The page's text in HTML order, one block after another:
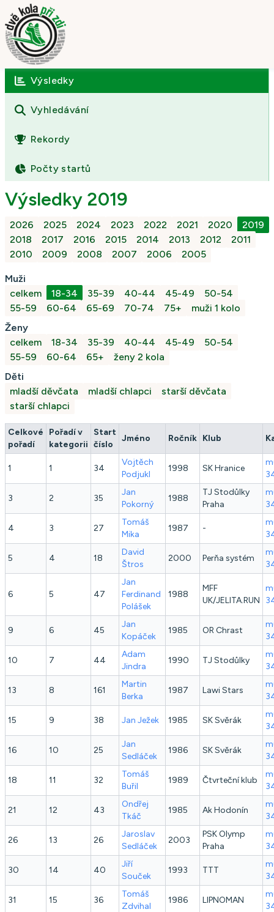
Úvod
O závodě
Výsledky
Fotogalerie
Kontakt
Výsledky
Vyhledávání
Rekordy
Počty startů
Výsledky 2019
2026 2025 2024 2023 2022 2021 2020
2019
2018
2017 2016 2015 2014 2013 2012
2011
2010
2009 2008 2007 2006 2005
Muži
celkem
18-34 35-39 40-44 45-49
50-54
55-59
60-64 65-69 70-74 75+
muži 1 kolo
Ženy
celkem
18-34 35-39 40-44 45-49
50-54
55-59
60-64 65+
ženy 2 kola
Děti
mladší děvčata
mladší chlapci
starší děvčata
starší chlapci
Celkové
pořadí
Pořadí v
kategorii
Start
číslo
Jméno Ročník Klub
1 1 34
Vojtěch
Podjukl
1998 SK Hranice
3 2 35
Jan
Pokorný
1988
TJ Stodůlky
Praha
4 3 27
Tomáš
Mika
1987 -
5 4 18
David
Štros
2000 Perňa systém
6 5 47
Jan
Ferdinand
Polášek
1988
MFF
UK/JELITA.RUN
9 6 45
Jan
Kopáček
1985 OR Chrast
10 7 44
Adam
Jindra
1990 TJ Stodůlky
13 8 161
Martin
Berka
1987 Lawi Stars
15 9 38 Jan Ježek 1985 SK Svěrák
16 10 25
Jan
Sedláček
1986 SK Svěrák
18 11 32
Tomáš
Buřil
1989 Čtvrteční klub
21 12 43
Ondřej
Tkáč
1985 Ak Hodonín
26 13 26
Jaroslav
Sedláček
2003
PSK Olymp
Praha
30 14 40
Jiří
Souček
1993 TTT
31 15 36
Tomáš
Zdvihal
1986 LIPNOMAN